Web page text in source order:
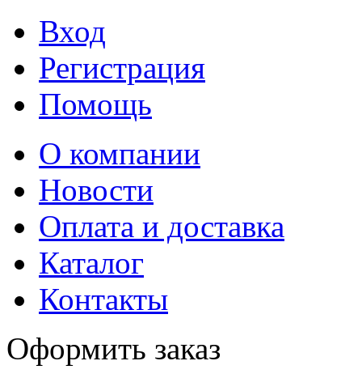
Вход
Регистрация
Помощь
О компании
Новости
Оплата и доставка
Каталог
Контакты
Оформить заказ